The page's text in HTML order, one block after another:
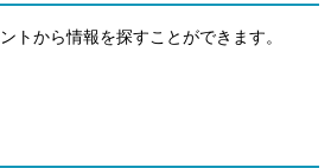
トから情報を探すことができます。